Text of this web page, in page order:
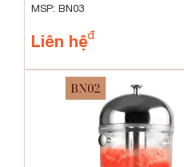
MSP: BN03
Liên hệ